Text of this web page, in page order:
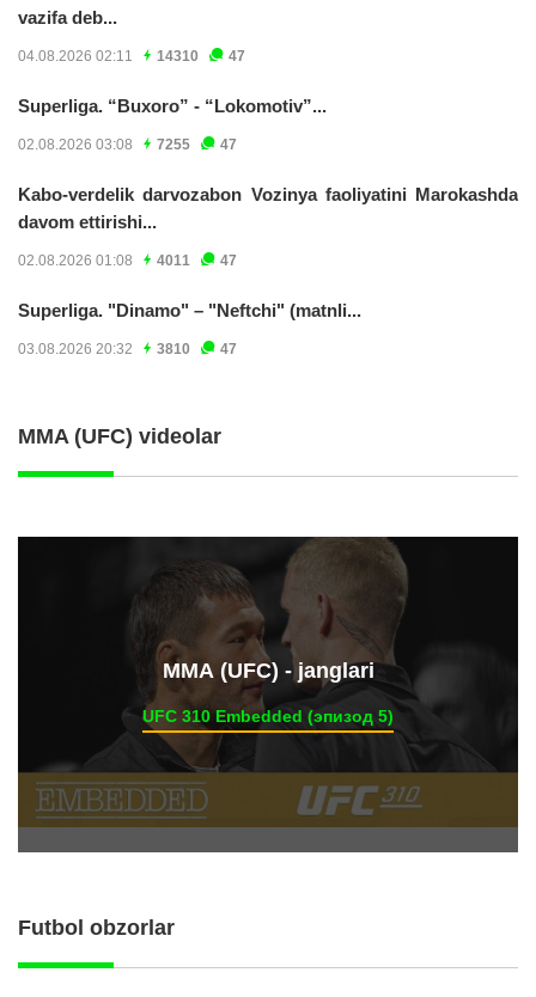
vazifa deb...
04.08.2026 02:11 14310 47
Superliga. “Buxoro” - “Lokomotiv”...
02.08.2026 03:08 7255 47
Kabo-verdelik darvozabon Vozinya faoliyatini Marokashda
davom ettirishi...
02.08.2026 01:08 4011 47
Superliga. "Dinamo" – "Neftchi" (matnli...
03.08.2026 20:32 3810 47
MMA (UFC) videolar
ММА (UFC) - janglari
UFC 310 Embedded (эпизод 5)
Futbol obzorlar